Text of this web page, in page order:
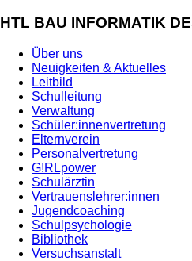
HTL BAU INFORMATIK
Über uns
Neuigkeiten & Aktuelles
Leitbild
Schulleitung
Verwaltung
Schüler:innenvertretung
Elternverein
Personalvertretung
G!RLpower
Schulärztin
Vertrauenslehrer:innen
Jugendcoaching
Schulpsychologie
Bibliothek
Versuchsanstalt